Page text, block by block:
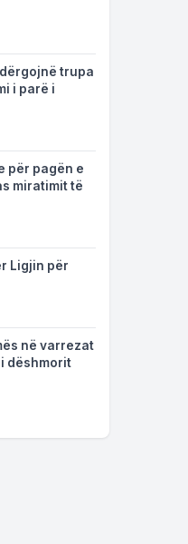
trupa
i parë i
për pagën e
miratimit të
Ligjin për
në varrezat
dëshmorit